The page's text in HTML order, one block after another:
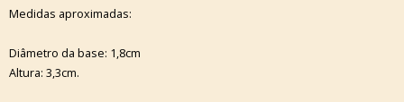
Medidas aproximadas:
Diâmetro da base: 1,8cm
Altura: 3,3cm.